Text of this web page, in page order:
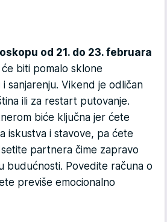
od 21. do 23. februara
biti pomalo sklone
sanjarenju. Vikend je odličan
ili za restart putovanje.
biće ključna jer ćete
iskustva i stavove, pa ćete
partnera čime zapravo
budućnosti. Povedite računa o
previše emocionalno